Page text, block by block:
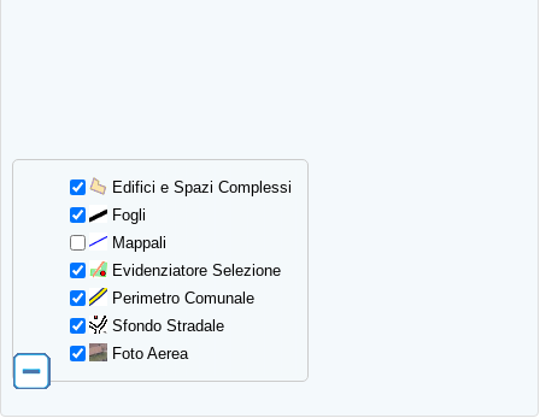
Edifici e Spazi Complessi
Fogli
Mappali
Evidenziatore Selezione
Perimetro Comunale
Sfondo Stradale
Foto Aerea